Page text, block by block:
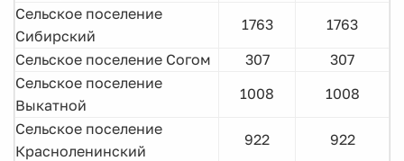
Сельское поселение
Сибирский
1763
1763
Сельское поселение Согом
307
307
Сельское поселение
Выкатной
1008
1008
Сельское поселение
Красноленинский
922
922